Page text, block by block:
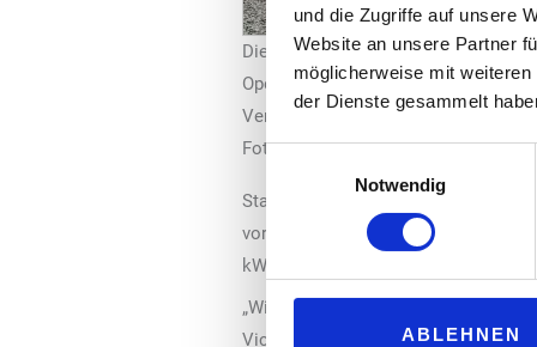
und die Zugriffe auf unsere
Website an unsere Partner
möglicherweise mit
der Dienste gesammelt
Einwilligungsauswahl
Notwendig
ABLEHNEN
Die AC-Ladelösung CP6000 ist
Open Charge Point Protocol (OCPP)
Version des Open-Standards
Foto: ChargePoint
Stationshardware und
vorzubereiten. Die Ladestation
kW an jedem Port. Sie steht für
„Wir freuen uns, unseren Kunden
Vice President Europe bei